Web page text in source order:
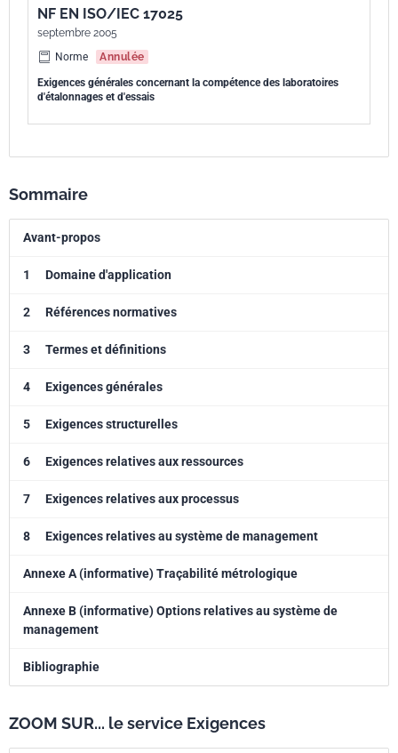
NF EN ISO/IEC 17025
septembre 2005
Norme
Annulée
Exigences générales concernant la compétence des laboratoires
d'étalonnages et d'essais
Sommaire
Avant-propos
1 Domaine d'application
2 Références normatives
3 Termes et définitions
4 Exigences générales
5 Exigences structurelles
6 Exigences relatives aux ressources
7 Exigences relatives aux processus
8 Exigences relatives au système de management
Annexe A (informative) Traçabilité métrologique
Annexe B (informative) Options relatives au système de
management
Bibliographie
ZOOM SUR... le service Exigences